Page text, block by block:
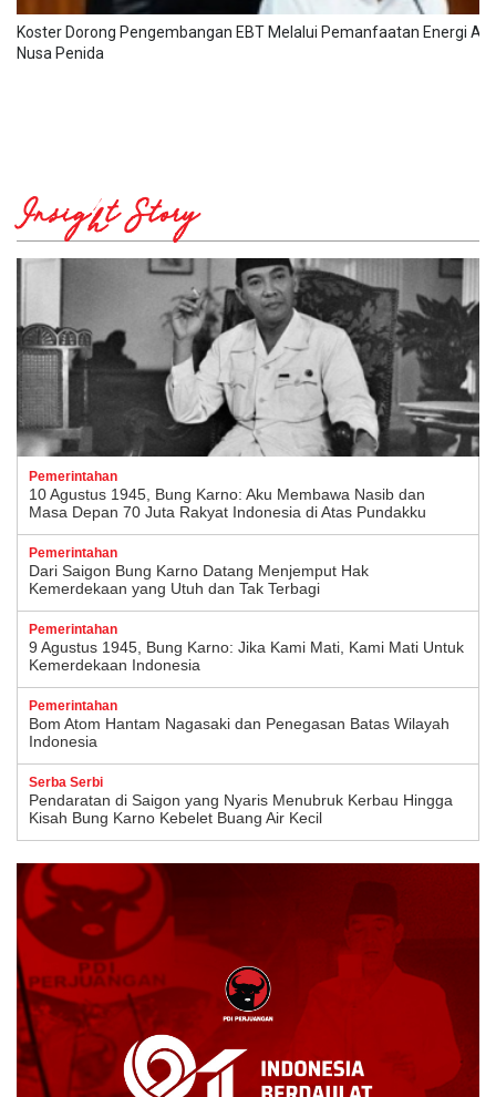
Koster Dorong Pengembangan EBT Melalui Pemanfaatan Energi
Nusa Penida
Insight Story
Pemerintahan
10 Agustus 1945, Bung Karno: Aku Membawa Nasib dan
Masa Depan 70 Juta Rakyat Indonesia di Atas Pundakku
Pemerintahan
Dari Saigon Bung Karno Datang Menjemput Hak
Kemerdekaan yang Utuh dan Tak Terbagi
Pemerintahan
9 Agustus 1945, Bung Karno: Jika Kami Mati, Kami Mati Untuk
Kemerdekaan Indonesia
Pemerintahan
Bom Atom Hantam Nagasaki dan Penegasan Batas Wilayah
Indonesia
Serba Serbi
Pendaratan di Saigon yang Nyaris Menubruk Kerbau Hingga
Kisah Bung Karno Kebelet Buang Air Kecil